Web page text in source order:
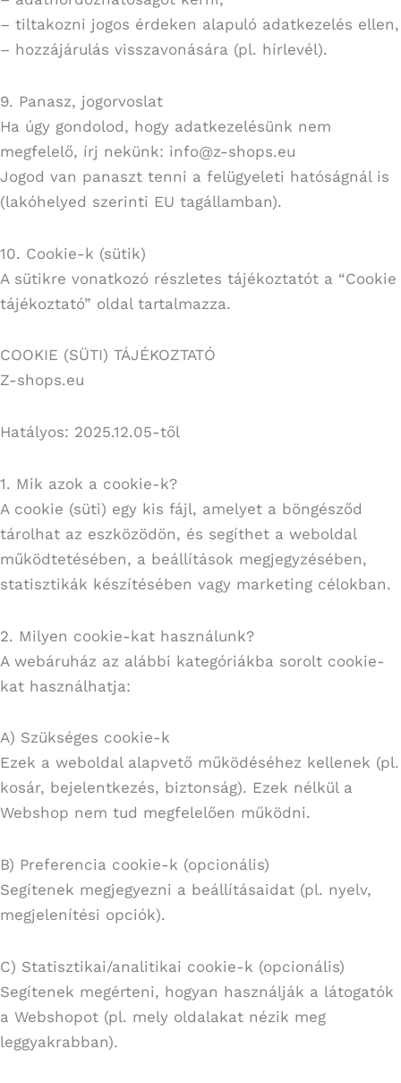
– tiltakozni jogos érdeken alapuló adatkezelés ellen,
– hozzájárulás visszavonására (pl. hírlevél).
9. Panasz, jogorvoslat
Ha úgy gondolod, hogy adatkezelésünk nem
megfelelő, írj nekünk: info@z-shops.eu
Jogod van panaszt tenni a felügyeleti hatóságnál is
(lakóhelyed szerinti EU tagállamban).
10. Cookie-k (sütik)
A sütikre vonatkozó részletes tájékoztatót a “Cookie
tájékoztató” oldal tartalmazza.
COOKIE (SÜTI) TÁJÉKOZTATÓ
Z-shops.eu
Hatályos: 2025.12.05-től
1. Mik azok a cookie-k?
A cookie (süti) egy kis fájl, amelyet a böngésződ
tárolhat az eszközödön, és segíthet a weboldal
működtetésében, a beállítások megjegyzésében,
statisztikák készítésében vagy marketing célokban.
2. Milyen cookie-kat használunk?
A webáruház az alábbi kategóriákba sorolt cookie-
kat használhatja:
A) Szükséges cookie-k
Ezek a weboldal alapvető működéséhez kellenek (pl.
kosár, bejelentkezés, biztonság). Ezek nélkül a
Webshop nem tud megfelelően működni.
B) Preferencia cookie-k (opcionális)
Segítenek megjegyezni a beállításaidat (pl. nyelv,
megjelenítési opciók).
C) Statisztikai/analitikai cookie-k (opcionális)
Segítenek megérteni, hogyan használják a látogatók
a Webshopot (pl. mely oldalakat nézik meg
leggyakrabban).